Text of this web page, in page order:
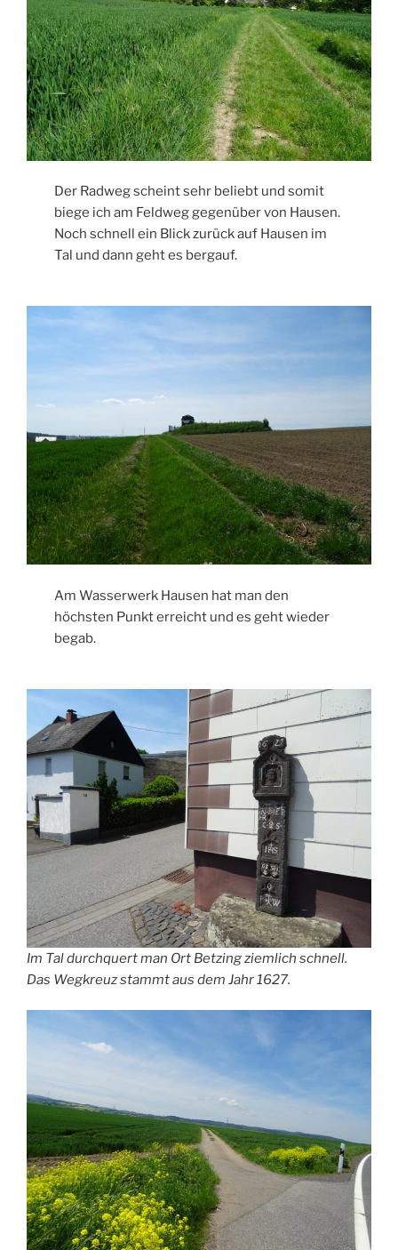
Der Radweg scheint sehr beliebt und somit
biege ich am Feldweg gegenüber von Hausen.
Noch schnell ein Blick zurück auf Hausen im
Tal und dann geht es bergauf.
Am Wasserwerk Hausen hat man den
höchsten Punkt erreicht und es geht wieder
begab.
Im Tal durchquert man Ort Betzing ziemlich schnell.
Das Wegkreuz stammt aus dem Jahr 1627.